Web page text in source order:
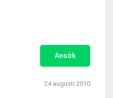
Ansök
24 augusti 2010